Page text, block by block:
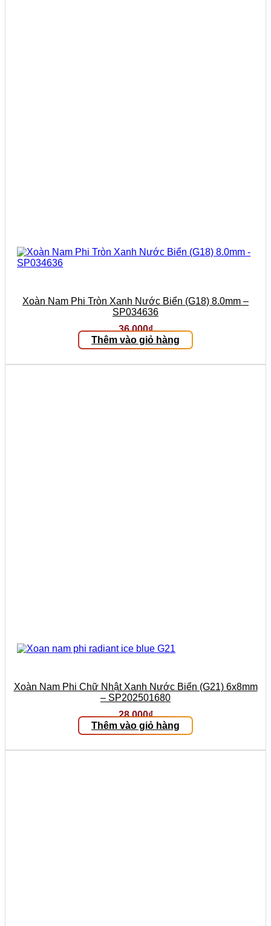
Xoàn Nam Phi Tròn Xanh Nước Biển (G18) 8.0mm –
SP034636
36.000₫
Thêm vào giỏ hàng
Xoàn Nam Phi Chữ Nhật Xanh Nước Biển (G21) 6x8mm
– SP202501680
28.000₫
Thêm vào giỏ hàng